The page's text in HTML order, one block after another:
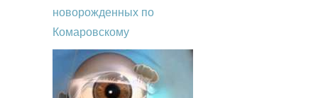
новорожденных по
Комаровскому